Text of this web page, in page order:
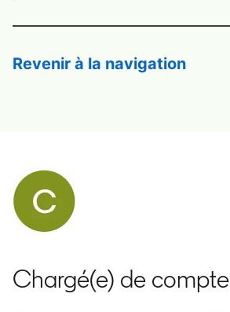
Revenir à la navigation
Chargé(e) de compte